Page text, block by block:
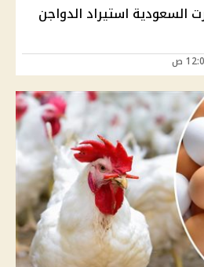
السعودية استيراد الدواجن